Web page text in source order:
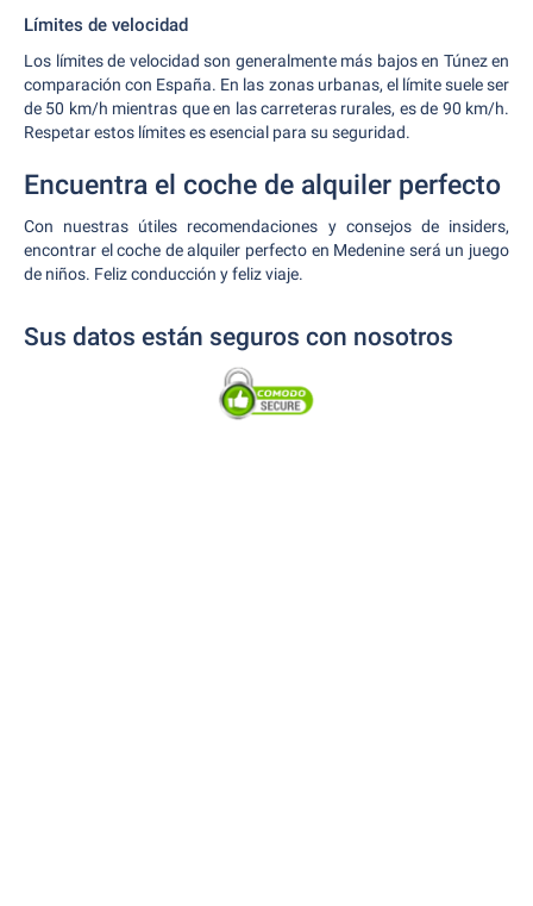
Límites de velocidad
Los límites de velocidad son generalmente más bajos en Túnez en
comparación con España. En las zonas urbanas, el límite suele ser
de 50 km/h mientras que en las carreteras rurales, es de 90 km/h.
Respetar estos límites es esencial para su seguridad.
Encuentra el coche de alquiler perfecto
Con nuestras útiles recomendaciones y consejos de insiders,
encontrar el coche de alquiler perfecto en Medenine será un juego
de niños. Feliz conducción y feliz viaje.
Sus datos están seguros con nosotros